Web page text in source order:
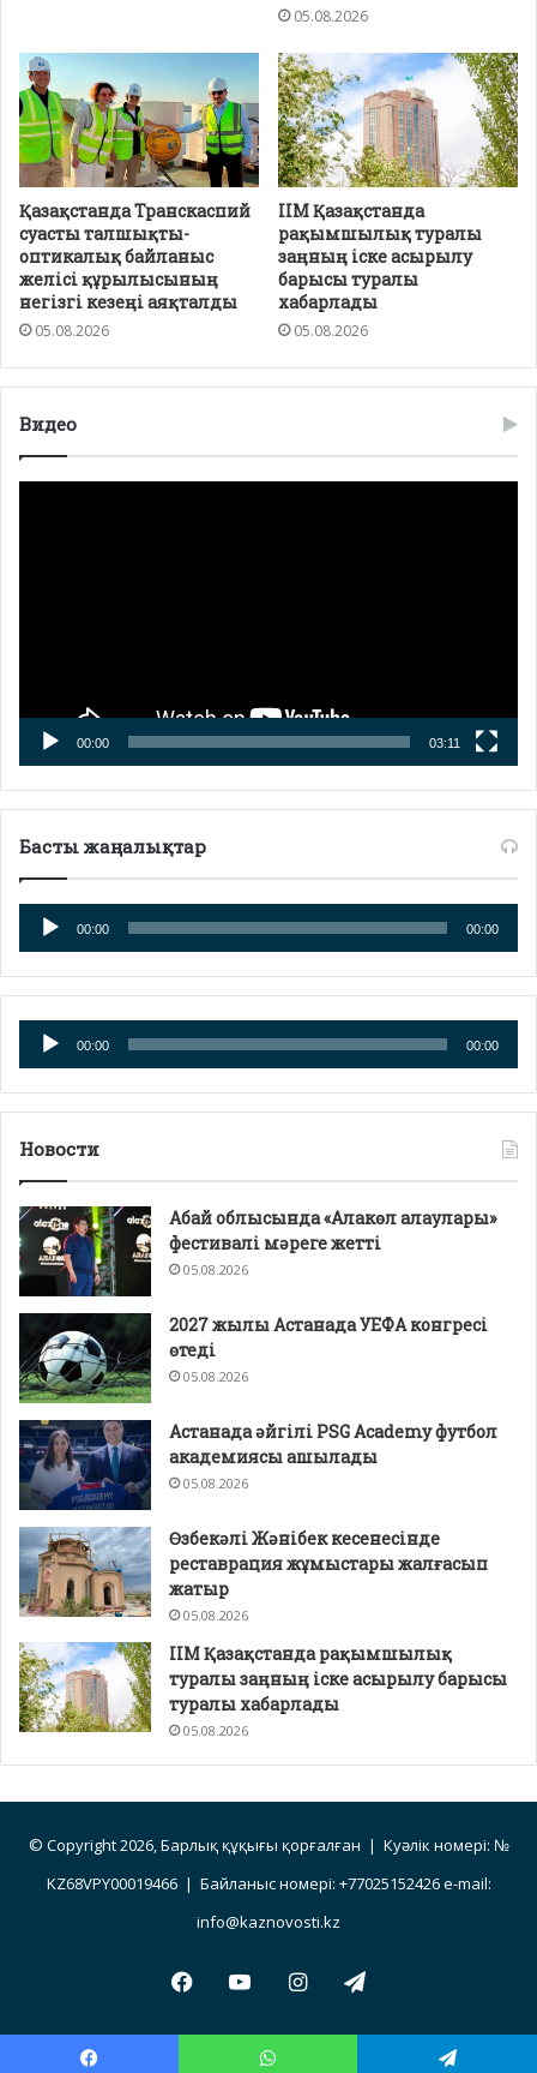
05.08.2026
Қазақстанда Транскаспий
суасты талшықты-
оптикалық байланыс
желісі құрылысының
негізгі кезеңі аяқталды
05.08.2026
ІІМ Қазақстанда
рақымшылық туралы
заңның іске асырылу
барысы туралы
хабарлады
05.08.2026
Видео
00:00 03:11
Басты жаңалықтар
Аудио
плейер
00:00 00:00
Аудио
плейер
00:00 00:00
Новости
Абай облысында «Алакөл алаулары»
фестивалі мәреге жетті
05.08.2026
2027 жылы Астанада УЕФА конгресі
өтеді
05.08.2026
Астанада әйгілі PSG Academy футбол
академиясы ашылады
05.08.2026
Өзбекәлі Жәнібек кесенесінде
реставрация жұмыстары жалғасып
жатыр
05.08.2026
ІІМ Қазақстанда рақымшылық
туралы заңның іске асырылу барысы
туралы хабарлады
05.08.2026
© Copyright 2026, Барлық құқығы қорғалған | Куәлік номері: №
KZ68VPY00019466 | Байланыс номері: +77025152426 e-mail:
info@kaznovosti.kz
Facebook
YouTubeInstagramTelegram